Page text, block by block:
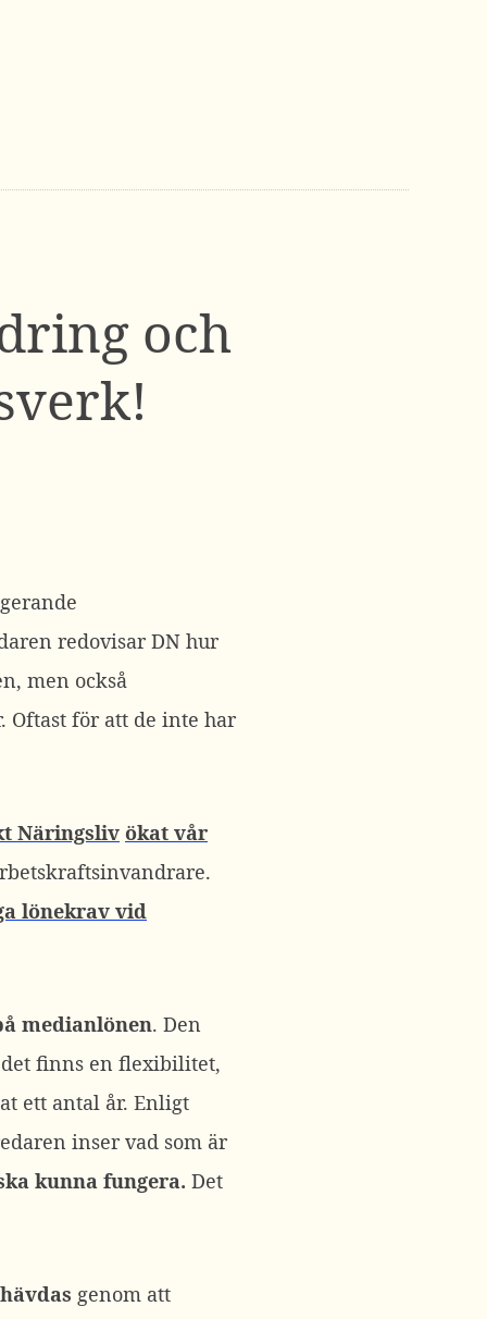
och
redovisar DN hur
men också
Oftast för att de inte har
Näringsliv ökat vår
lönekrav vid
medianlönen. Den
finns en flexibilitet,
ett antal år. Enligt
inser vad som är
kunna fungera. Det
genom att